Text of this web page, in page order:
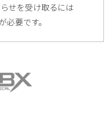
せを受け取るには
必要です。